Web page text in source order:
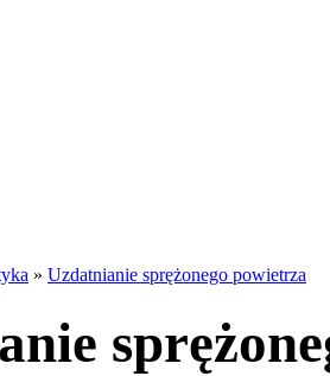
» Uzdatnianie sprężonego powietrza